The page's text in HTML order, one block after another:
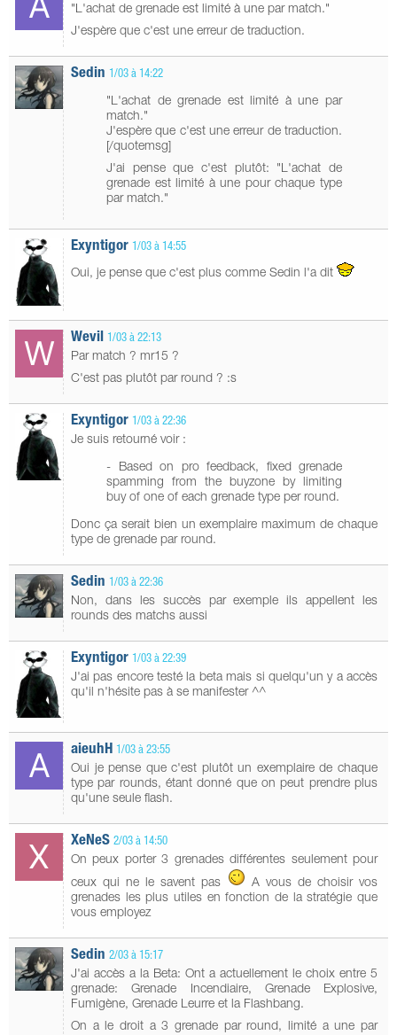
"L'achat de grenade est limité à une par match."
J'espère que c'est une erreur de traduction.
Sedin 1/03 à 14:22
"L'achat de grenade est limité à une par
match."
J'espère que c'est une erreur de traduction.
[/quotemsg]
J'ai pense que c'est plutôt: "L'achat de
grenade est limité à une pour chaque type
par match."
Exyntigor 1/03 à 14:55
Oui, je pense que c'est plus comme Sedin l'a dit
Wevil 1/03 à 22:13
Par match ? mr15 ?
C'est pas plutôt par round ? :s
Exyntigor 1/03 à 22:36
Je suis retourné voir :
- Based on pro feedback, fixed grenade
spamming from the buyzone by limiting
buy of one of each grenade type per round.
Donc ça serait bien un exemplaire maximum de chaque
type de grenade par round.
Sedin 1/03 à 22:36
Non, dans les succès par exemple ils appellent les
rounds des matchs aussi
Exyntigor 1/03 à 22:39
J'ai pas encore testé la beta mais si quelqu'un y a accès
qu'il n'hésite pas à se manifester ^^
aieuhH 1/03 à 23:55
Oui je pense que c'est plutôt un exemplaire de chaque
type par rounds, étant donné que on peut prendre plus
qu'une seule flash.
XeNeS 2/03 à 14:50
On peux porter 3 grenades différentes seulement pour
ceux qui ne le savent pas
A vous de choisir vos
grenades les plus utiles en fonction de la stratégie que
vous employez
Sedin 2/03 à 15:17
J'ai accès a la Beta: Ont a actuellement le choix entre 5
grenade: Grenade Incendiaire, Grenade Explosive,
Fumigène, Grenade Leurre et la Flashbang.
On a le droit a 3 grenade par round, limité a une par